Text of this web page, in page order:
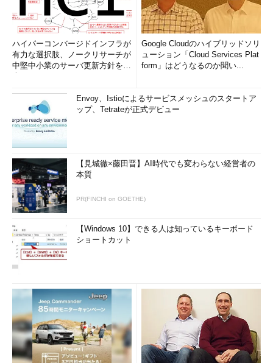
ハイパーコンバージドインフラが
有力な選択肢、ノークリサーチが
中堅中小業のサーバ更新方針を調
Google Cloudのハイブリッドソリ
ューション「Cloud Services Plat
form」はどうなるのか聞い...
Envoy、Istioによるサービスメッシュのスタートア
ップ、Tetrateが正式デビュー
【見城徹×藤田晋】AI時代でも変わらない経営者の
本質
PR(FINCHI on GOETHE)
【Windows 10】できる人は知っているキーボード
ショートカット